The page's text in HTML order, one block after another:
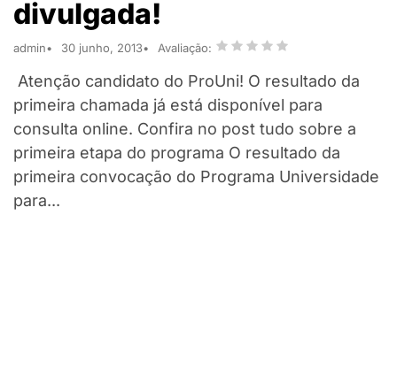
divulgada!
admin 30 junho, 2013 Avaliação:
Atenção candidato do ProUni! O resultado da
primeira chamada já está disponível para
consulta online. Confira no post tudo sobre a
primeira etapa do programa O resultado da
primeira convocação do Programa Universidade
para...